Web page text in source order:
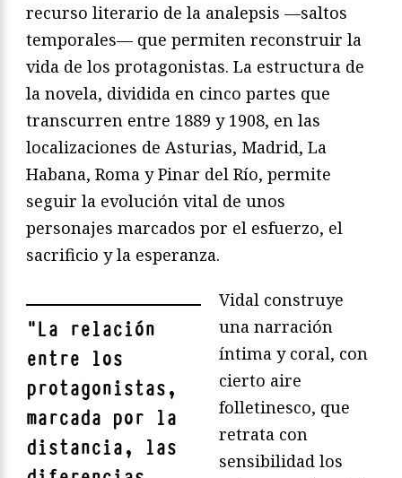
recurso literario de la analepsis —saltos
temporales— que permiten reconstruir la
vida de los protagonistas. La estructura de
la novela, dividida en cinco partes que
transcurren entre 1889 y 1908, en las
localizaciones de Asturias, Madrid, La
Habana, Roma y Pinar del Río, permite
seguir la evolución vital de unos
personajes marcados por el esfuerzo, el
sacrificio y la esperanza.
"La relación
entre los
protagonistas,
marcada por la
distancia, las
Vidal construye
una narración
íntima y coral, con
cierto aire
folletinesco, que
retrata con
sensibilidad los